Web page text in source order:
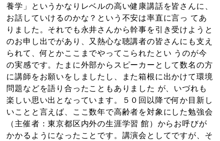
養学」というかなりレベルの高い健康講話を皆さんに、
お話していけるのかな？という不安は率直に言っ てあ
りました。それでも永井さんから幹事を引き受けようと
のお申し出でがあり、又熱心な聴講者の皆さんにも支え
られて、何とかここまでやってこられたとい うのが今
の実感です。たまに外部からスピーカーとして数名の方
に講師をお願いをしましたし、また箱根に出かけて環境
問題などを語り合ったこともありました が、いづれも
楽しい思い出となっています。５０回以降で何か目新し
いことと言えば、ここ数年で高齢者を対象にした勉強会
（主催者：東京都区内外の生涯学習 館）からお呼びが
かかるようになったことです。講演会としてですが、そ